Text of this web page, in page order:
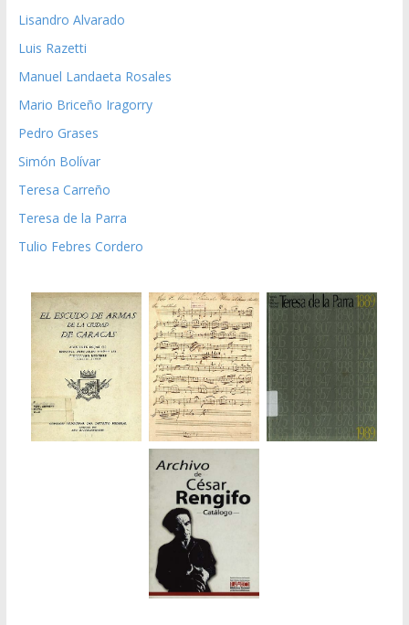
Lisandro Alvarado
Luis Razetti
Manuel Landaeta Rosales
Mario Briceño Iragorry
Pedro Grases
Simón Bolívar
Teresa Carreño
Teresa de la Parra
Tulio Febres Cordero